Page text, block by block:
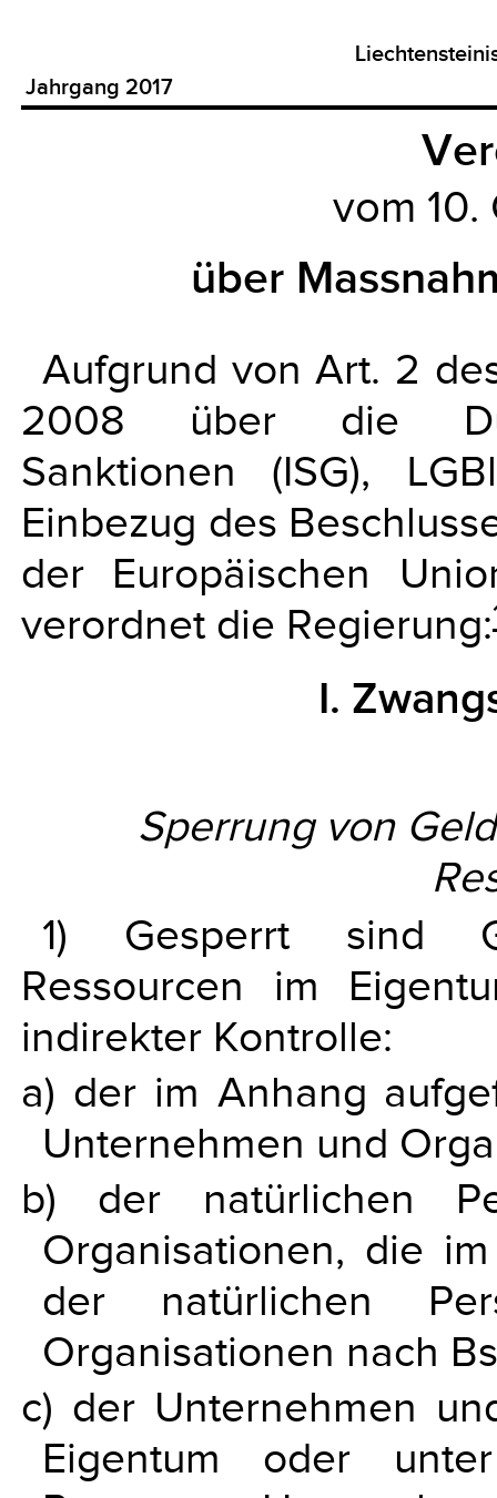
Jahrgang 2017
vom
über
Aufgrund von Art. 2
2008 über die
Sanktionen (ISG),
Einbezug des
der Europäischen
verordnet die Regierung:
I.
Sperrung von
1) Gesperrt sind
Ressourcen im
indirekter Kontrolle:
a) der im Anhang
Unternehmen und
b) der natürlichen
Organisationen, die
der natürlichen
Organisationen nach
c) der Unternehmen
Eigentum oder